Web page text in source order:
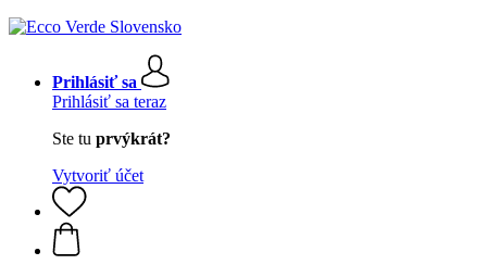
Prihlásiť sa
Prihlásiť sa teraz
Ste tu prvýkrát?
Vytvoriť účet